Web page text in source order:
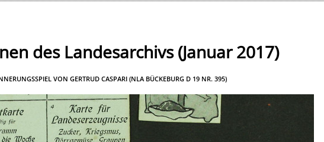
des Landesarchivs (Januar 2017)
VON GERTRUD CASPARI (NLA BÜCKEBURG D 19 NR. 395)